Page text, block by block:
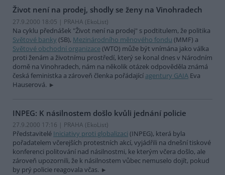
Život není na prodej, shodly se ženy na Vinohradech
27.9.2000 18:05 | PRAHA (EkoList)
Na cyklu přednášek "Život není na prodej" s podtitulem, že politika
Světové banky (SB), Mezinárodního měnového fondu (MMF) a
Světové obchodní organizace(WTO) může být vnímána jako válka
proti ženám a životnímu prostředí, který se konal dnes v Národním
domě na Vinohradech, nám na několik otázek odpověděla známá
česká feministka a zároveň členka pořádající agentury GAIA Eva
Hauserová.
INPEG: K násilnostem došlo kvůli jednání policie
27.9.2000 17:16 | PRAHA (EkoList)
Představitelé Iniciativy proti globalizaci (INPEG), která byla
pořadatelem včerejších protestních akcí, vyjádřili na dnešní tiskové
konferenci politování nad násilnostmi, ke kterým včera došlo, ale
zároveň upozornili, že k násilnostem vůbec nemuselo dojít, pokud
by prý policie reagovala včas.